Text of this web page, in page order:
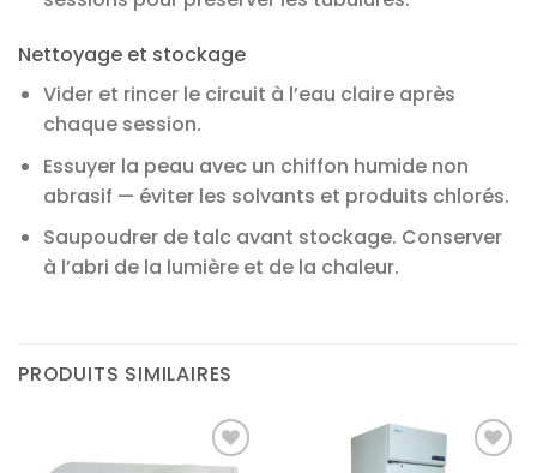
Nettoyage et stockage
Vider et rincer le circuit à l’eau claire après
chaque session.
Essuyer la peau avec un chiffon humide non
abrasif — éviter les solvants et produits chlorés.
Saupoudrer de talc avant stockage. Conserver
à l’abri de la lumière et de la chaleur.
PRODUITS SIMILAIRES